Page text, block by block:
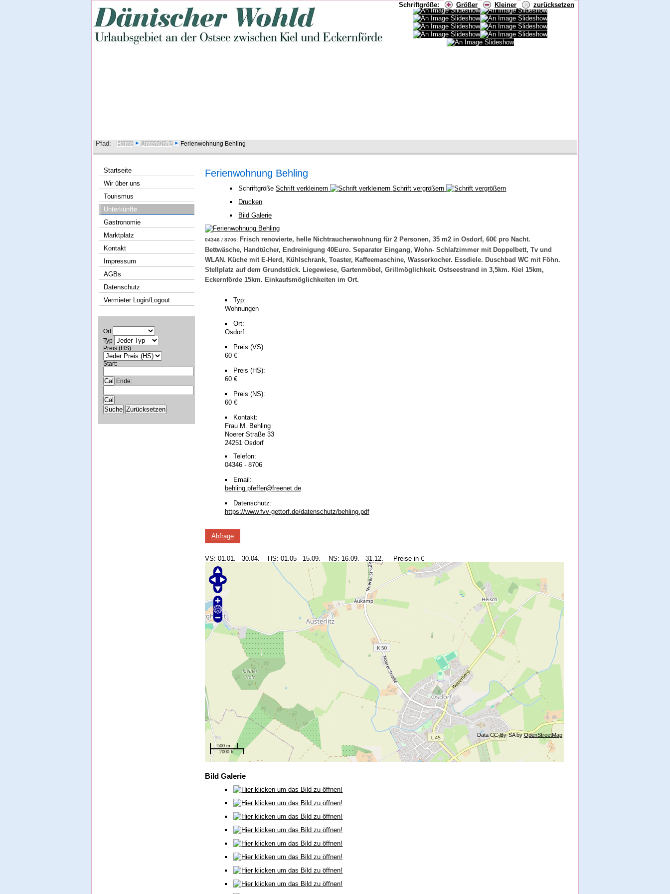
Schriftgröße: Größer Kleiner zurücksetzen
Pfad: Home Unterkünfte Ferienwohnung Behling
Startseite
Wir über uns
Tourismus
Unterkünfte
Gastronomie
Marktplatz
Kontakt
Impressum
AGBs
Datenschutz
Vermieter Login/Logout
Ort
Typ
Preis (HS)
Start:
Ende:
Ferienwohnung Behling
Schriftgröße Schrift verkleinern
Schrift vergrößern
Drucken
Bild Galerie
04346 / 8706: Frisch renovierte, helle Nichtraucherwohnung für 2 Personen, 35 m2 in Osdorf, 60€ pro Nacht.
Bettwäsche, Handtücher, Endreinigung 40Euro. Separater Eingang, Wohn- Schlafzimmer mit Doppelbett, Tv und
WLAN. Küche mit E-Herd, Kühlschrank, Toaster, Kaffeemaschine, Wasserkocher. Essdiele. Duschbad WC mit Föhn.
Stellplatz auf dem Grundstück. Liegewiese, Gartenmöbel, Grillmöglichkeit. Ostseestrand in 3,5km. Kiel 15km,
Eckernförde 15km. Einkaufsmöglichkeiten im Ort.
Typ:
Wohnungen
Ort:
Osdorf
Preis (VS):
60 €
Preis (HS):
60 €
Preis (NS):
60 €
Kontakt:
Frau M. Behling
Noerer Straße 33
24251 Osdorf
Telefon:
04346 - 8706
Email:
behling.pfeffer@freenet.de
Datenschutz:
https://www.fvv-gettorf.de/datenschutz/behling.pdf
Abfrage
VS: 01.01. - 30.04. HS: 01.05 - 15.09. NS: 16.09. - 31.12. Preise in €
Data CC-By-SA byOpenStreetMap
500 m
2000 ft
Bild Galerie